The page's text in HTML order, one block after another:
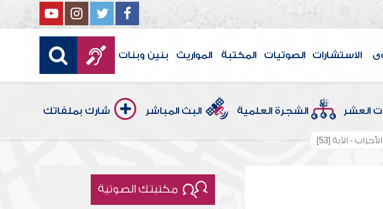
الاستشارات الصوتيات المكتبة المواريث بنين وبنات
العشر الشجرة العلمية البث المباشر شارك بملفاتك
- الآية [53]
مكتبتك الصوتية